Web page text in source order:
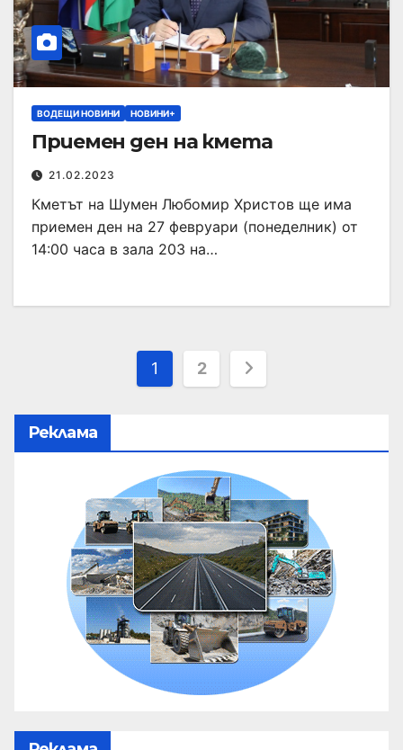
ВОДЕЩИ НОВИНИ НОВИНИ+
Приемен ден на кмета
21.02.2023
Кметът на Шумен Любомир Христов ще има
приемен ден на 27 февруари (понеделник) от
14:00 часа в зала 203 на…
1 2
Реклама